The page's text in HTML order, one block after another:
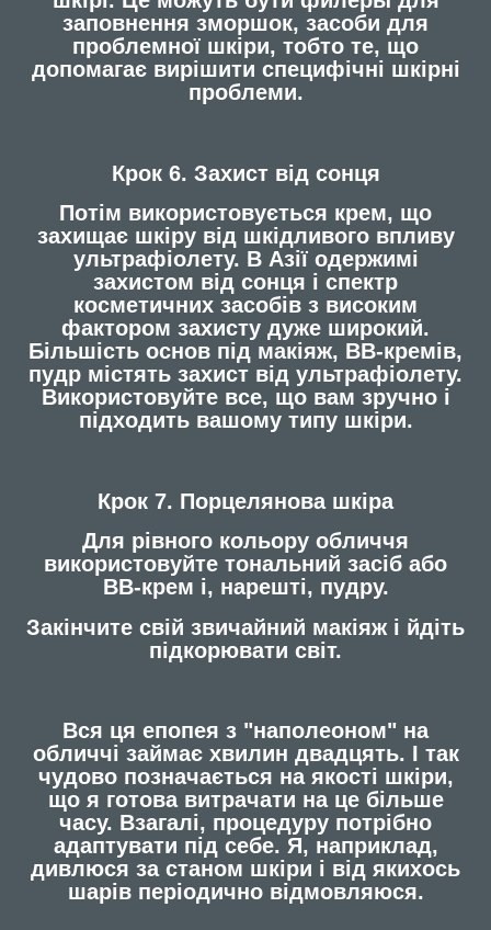
заповнення зморшок, засоби для
проблемної шкіри, тобто те, що
допомагає вирішити специфічні шкірні
проблеми.
Крок 6. Захист від сонця
Потім використовується крем, що
захищає шкіру від шкідливого впливу
ультрафіолету. В Азії одержимі
захистом від сонця і спектр
косметичних засобів з високим
фактором захисту дуже широкий.
Більшість основ під макіяж, ВВ-кремів,
пудр містять захист від ультрафіолету.
Використовуйте все, що вам зручно і
підходить вашому типу шкіри.
Крок 7. Порцелянова шкіра
Для рівного кольору обличчя
використовуйте тональний засіб або
ВВ-крем і, нарешті, пудру.
Закінчите свій звичайний макіяж і йдіть
підкорювати світ.
Вся ця епопея з "наполеоном" на
обличчі займає хвилин двадцять. І так
чудово позначається на якості шкіри,
що я готова витрачати на це більше
часу. Взагалі, процедуру потрібно
адаптувати під себе. Я, наприклад,
дивлюся за станом шкіри і від якихось
шарів періодично відмовляюся.